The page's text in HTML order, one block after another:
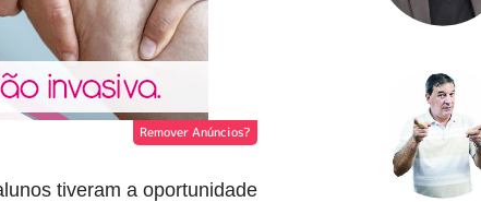
Remover Anúncios?
tiveram a oportunidade